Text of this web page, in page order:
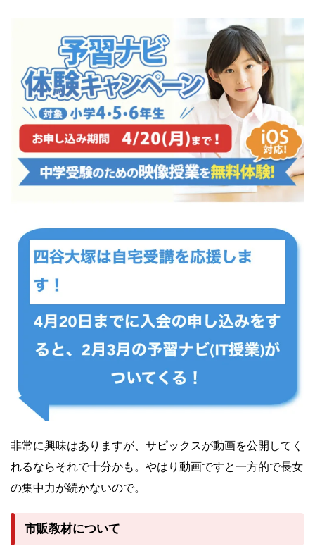
非常に興味はありますが、サピックスが動画を公開してく
れるならそれで十分かも。やはり動画ですと一方的で長女
の集中力が続かないので。
市販教材について